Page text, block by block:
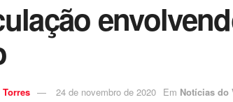
Torres 24 de novembro de 2020 Em Notícias do